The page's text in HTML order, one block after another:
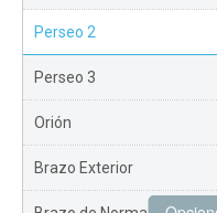
Perseo 2
Perseo 3
Orión
Brazo Exterior